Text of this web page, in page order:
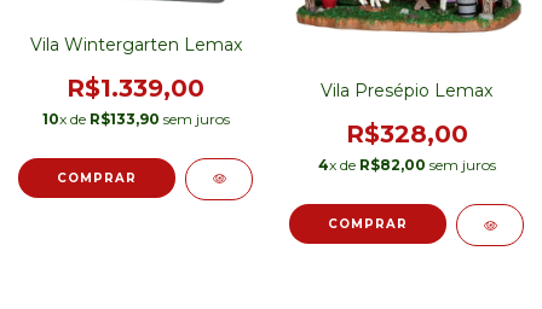
Vila Wintergarten Lemax
R$1.339,00
10x de R$133,90 sem juros
Vila Presépio Lemax
R$328,00
4x de R$82,00 sem juros